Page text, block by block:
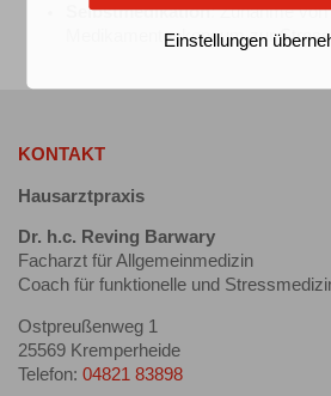
Selbstmedikation: Zunahme von
Medikamentenkonsum zur
KONTAKT
Hausarztpraxis
Dr. h.c. Reving Barwary
Facharzt für Allgemeinmedizin
Coach für funktionelle und
Ostpreußenweg 1
25569 Kremperheide
Telefon: 04821 83898
Einstellungen